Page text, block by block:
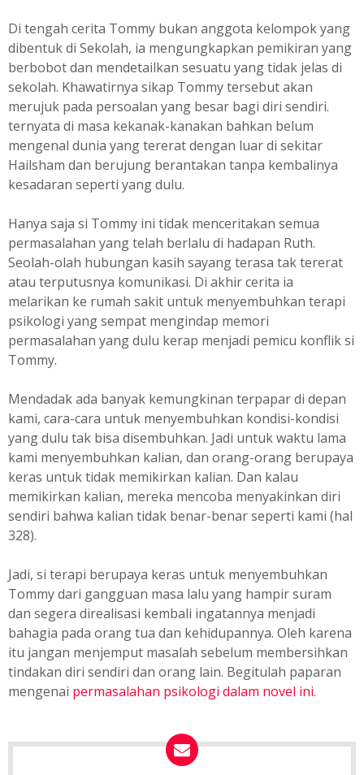
Di tengah cerita Tommy bukan anggota kelompok yang
dibentuk di Sekolah, ia mengungkapkan pemikiran yang
berbobot dan mendetailkan sesuatu yang tidak jelas di
sekolah. Khawatirnya sikap Tommy tersebut akan
merujuk pada persoalan yang besar bagi diri sendiri.
ternyata di masa kekanak-kanakan bahkan belum
mengenal dunia yang tererat dengan luar di sekitar
Hailsham dan berujung berantakan tanpa kembalinya
kesadaran seperti yang dulu.
Hanya saja si Tommy ini tidak menceritakan semua
permasalahan yang telah berlalu di hadapan Ruth.
Seolah-olah hubungan kasih sayang terasa tak tererat
atau terputusnya komunikasi. Di akhir cerita ia
melarikan ke rumah sakit untuk menyembuhkan terapi
psikologi yang sempat mengindap memori
permasalahan yang dulu kerap menjadi pemicu konflik si
Tommy.
Mendadak ada banyak kemungkinan terpapar di depan
kami, cara-cara untuk menyembuhkan kondisi-kondisi
yang dulu tak bisa disembuhkan. Jadi untuk waktu lama
kami menyembuhkan kalian, dan orang-orang berupaya
keras untuk tidak memikirkan kalian. Dan kalau
memikirkan kalian, mereka mencoba menyakinkan diri
sendiri bahwa kalian tidak benar-benar seperti kami (hal
328).
Jadi, si terapi berupaya keras untuk menyembuhkan
Tommy dari gangguan masa lalu yang hampir suram
dan segera direalisasi kembali ingatannya menjadi
bahagia pada orang tua dan kehidupannya. Oleh karena
itu jangan menjemput masalah sebelum membersihkan
tindakan diri sendiri dan orang lain. Begitulah paparan
mengenai permasalahan psikologi dalam novel ini.